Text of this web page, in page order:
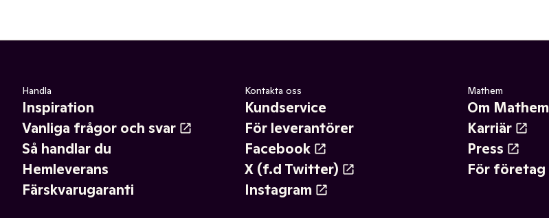
Handla
Inspiration
Vanliga frågor och svar
Så handlar du
Hemleverans
Färskvarugaranti
Kontakta oss
Kundservice
För leverantörer
Facebook
X (f.d Twitter)
Instagram
Mathem
Om Mathem
Karriär
Press
För företag